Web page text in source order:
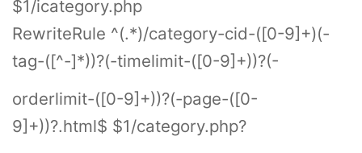
$1/icategory.php
RewriteRule ^(.*)/category-cid-([0-9]+)(-
tag-([^-]*))?(-timelimit-([0-9]+))?(-
orderlimit-([0-9]+))?(-page-([0-
9]+))?.html$ $1/category.php?